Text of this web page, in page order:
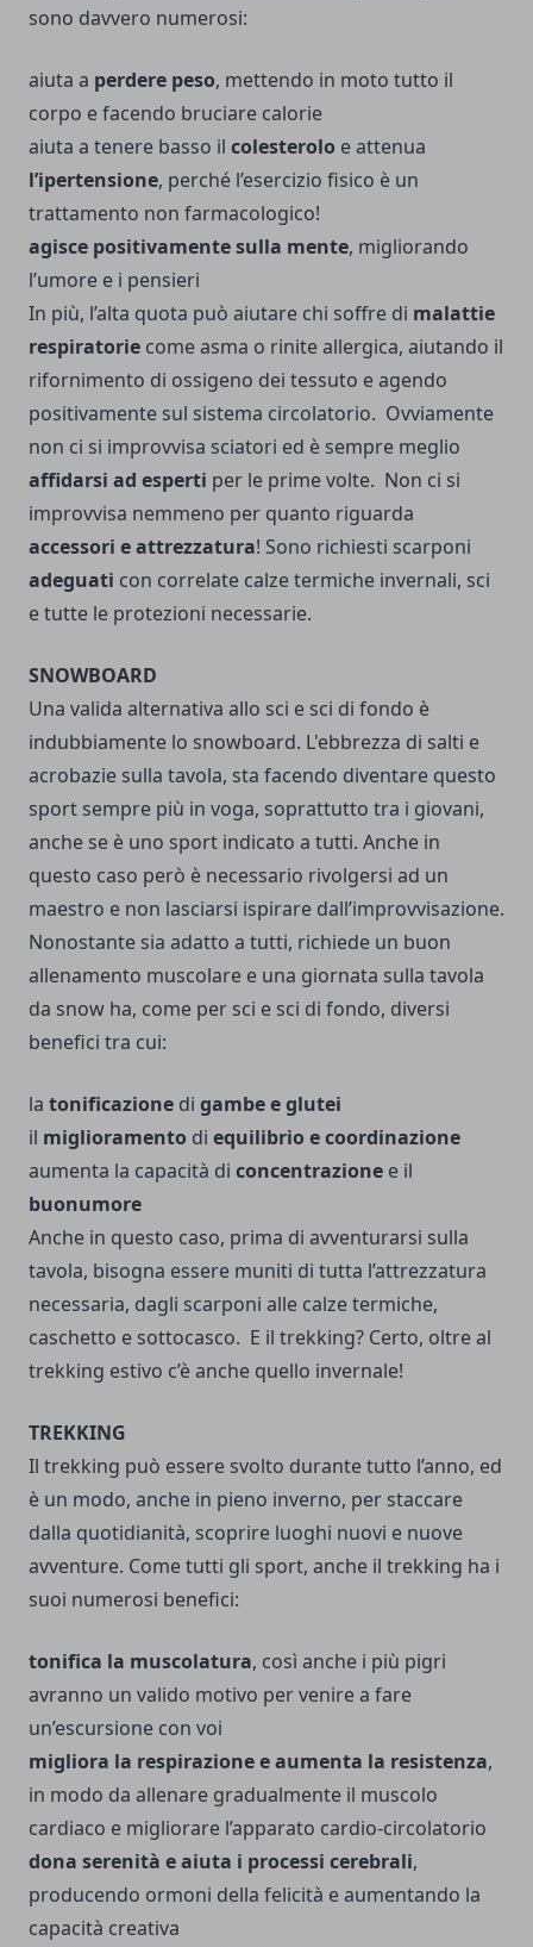
sono davvero numerosi:
aiuta a perdere peso, mettendo in moto tutto il
corpo e facendo bruciare calorie
aiuta a tenere basso il colesterolo e attenua
l’ipertensione, perché l’esercizio fisico è un
trattamento non farmacologico!
agisce positivamente sulla mente, migliorando
l’umore e i pensieri
In più, l’alta quota può aiutare chi soffre di malattie
respiratorie come asma o rinite allergica, aiutando il
rifornimento di ossigeno dei tessuto e agendo
positivamente sul sistema circolatorio. Ovviamente
non ci si improvvisa sciatori ed è sempre meglio
affidarsi ad esperti per le prime volte. Non ci si
improvvisa nemmeno per quanto riguarda
accessori e attrezzatura! Sono richiesti scarponi
adeguati con correlate calze termiche invernali, sci
e tutte le protezioni necessarie.
SNOWBOARD
Una valida alternativa allo sci e sci di fondo è
indubbiamente lo snowboard. L'ebbrezza di salti e
acrobazie sulla tavola, sta facendo diventare questo
sport sempre più in voga, soprattutto tra i giovani,
anche se è uno sport indicato a tutti. Anche in
questo caso però è necessario rivolgersi ad un
maestro e non lasciarsi ispirare dall’improvvisazione.
Nonostante sia adatto a tutti, richiede un buon
allenamento muscolare e una giornata sulla tavola
da snow ha, come per sci e sci di fondo, diversi
benefici tra cui:
la tonificazione di gambe e glutei
il miglioramento di equilibrio e coordinazione
aumenta la capacità di concentrazione e il
buonumore
Anche in questo caso, prima di avventurarsi sulla
tavola, bisogna essere muniti di tutta l’attrezzatura
necessaria, dagli scarponi alle calze termiche,
caschetto e sottocasco. E il trekking? Certo, oltre al
trekking estivo c’è anche quello invernale!
TREKKING
Il trekking può essere svolto durante tutto l’anno, ed
è un modo, anche in pieno inverno, per staccare
dalla quotidianità, scoprire luoghi nuovi e nuove
avventure. Come tutti gli sport, anche il trekking ha i
suoi numerosi benefici:
tonifica la muscolatura, così anche i più pigri
avranno un valido motivo per venire a fare
un’escursione con voi
migliora la respirazione e aumenta la resistenza,
in modo da allenare gradualmente il muscolo
cardiaco e migliorare l’apparato cardio-circolatorio
dona serenità e aiuta i processi cerebrali,
producendo ormoni della felicità e aumentando la
capacità creativa